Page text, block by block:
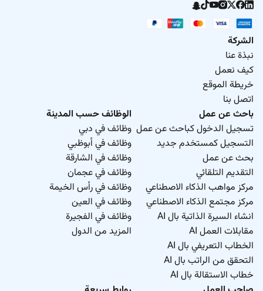
الشركة
نبذة عنا
كيف نعمل
خريطة الموقع
اتصل بنا
باحث عن عمل
تسجيل الدخول كباحث عن عمل
التسجيل كمستخدم جديد
بحث عن عمل
التقديم التلقائي
مركز مواهب الذكاء الاصطناعي
مركز مجتمع الذكاء الاصطناعي
انشاء السيرة الذاتية بال AI
مقابلات العمل AI
الخطاب التعريفي بال AI
التحقق من الراتب بال AI
خطاب الاستقالة بال AI
الوظائف حسب المدينة
وظائف في دبي
وظائف في أبوظبي
وظائف في الشارقة
وظائف في عجمان
وظائف في رأس الخيمة
وظائف في العين
وظائف في الفجيرة
المزيد من الدول